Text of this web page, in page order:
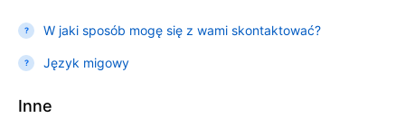
W jaki sposób mogę się z wami skontaktować?
Język migowy
Inne